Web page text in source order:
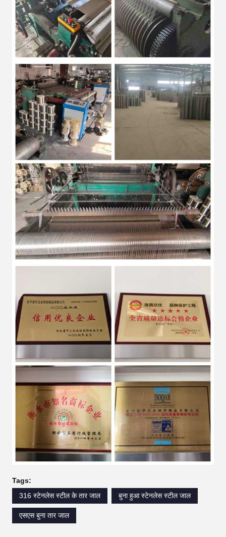
Tags:
316 स्टेनलेस स्टील के तार जाल
बुना हुआ स्टेनलेस स्टील जाल
एसएस बुना तार जाल